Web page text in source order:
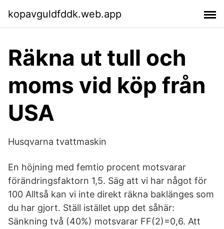
kopavguldfddk.web.app
Räkna ut tull och
moms vid köp från
USA
Husqvarna tvattmaskin
En höjning med femtio procent motsvarar
förändringsfaktorn 1,5. Säg att vi har något för
100 Alltså kan vi inte direkt räkna baklänges som
du har gjort. Ställ istället upp det såhär:
Sänkning två (40%) motsvarar FF(2)=0,6. Att